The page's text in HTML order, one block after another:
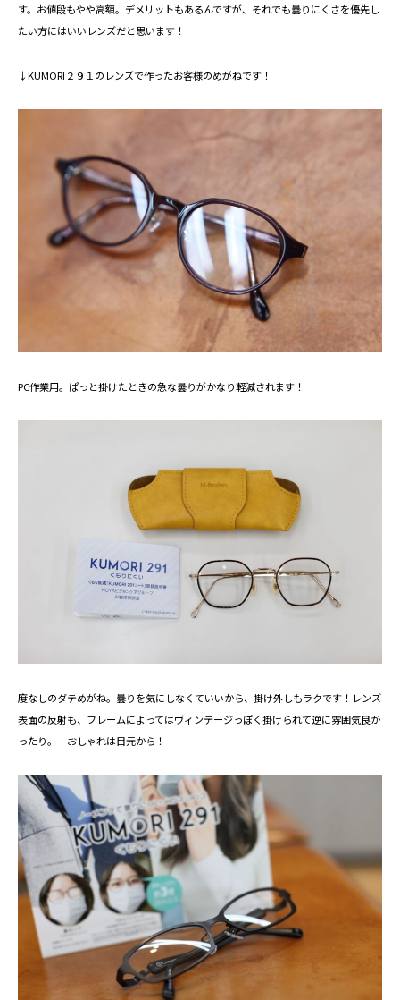
す。お値段もやや高額。デメリットもあるんですが、それでも曇りにくさを優先し
たい方にはいいレンズだと思います！
↓KUMORI２９１のレンズで作ったお客様のめがねです！
PC作業用。ぱっと掛けたときの急な曇りがかなり軽減されます！
度なしのダテめがね。曇りを気にしなくていいから、掛け外しもラクです！レンズ
表面の反射も、フレームによってはヴィンテージっぽく掛けられて逆に雰囲気良か
ったり。 おしゃれは目元から！